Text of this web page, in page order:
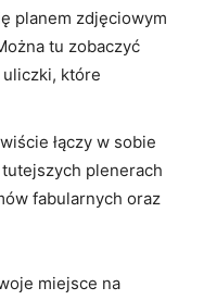
planem‌ zdjęciowym
⁤tu zobaczyć
które
łączy w ⁤sobie
plenerach
fabularnych oraz
miejsce na